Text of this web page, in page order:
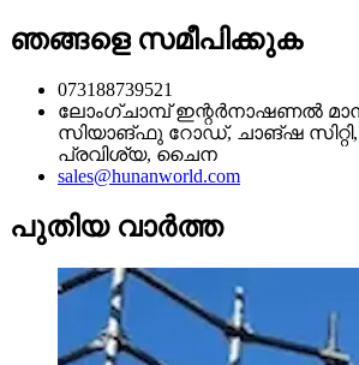
ഞങ്ങളെ സമീപിക്കുക
073188739521
ലോംഗ്ചാമ്പ് ഇന്റർനാഷണൽ
സിയാങ്ഫു റോഡ്, ചാങ്ഷ
പ്രവിശ്യ, ചൈന
sales@hunanworld.com
പുതിയ വാർത്ത